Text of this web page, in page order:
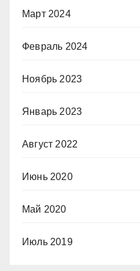
Март 2024
Февраль 2024
Ноябрь 2023
Январь 2023
Август 2022
Июнь 2020
Май 2020
Июль 2019